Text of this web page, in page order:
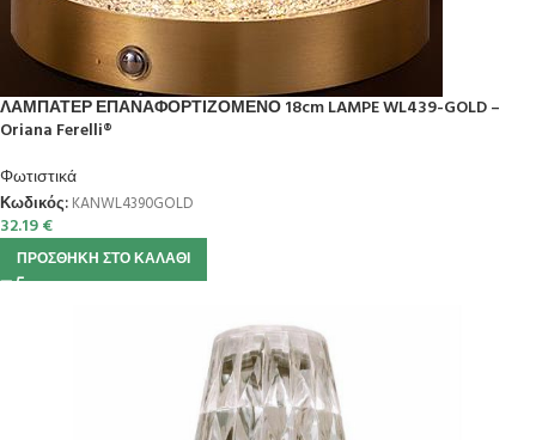
ΛΑΜΠΑΤΕΡ ΕΠΑΝΑΦΟΡΤΙΖΟΜΕΝΟ 18cm LAMPE WL439-GOLD –
Oriana Ferelli®
Φωτιστικά
Κωδικός: KANWL4390GOLD
32.19€
ΠΡΟΣΘΉΚΗ ΣΤΟ ΚΑΛΆΘΙ